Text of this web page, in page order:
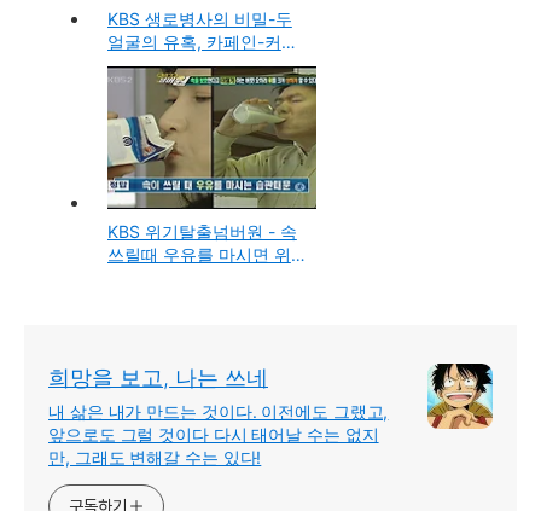
KBS 생로병사의 비밀-두
얼굴의 유혹, 카페인-커피,
차,와인에 대한 이야기
KBS 위기탈출넘버원 - 속
쓰릴때 우유를 마시면 위
희망을 보고, 나는 쓰네
내 삶은 내가 만드는 것이다. 이전에도 그랬고,
앞으로도 그럴 것이다 다시 태어날 수는 없지
만, 그래도 변해갈 수는 있다!
구독하기